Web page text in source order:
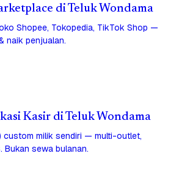
di Teluk Wondama
Shopee, Tokopedia, TikTok Shop —
naik penjualan.
Kasir di Teluk Wondama
custom milik sendiri — multi-outlet,
Bukan sewa bulanan.